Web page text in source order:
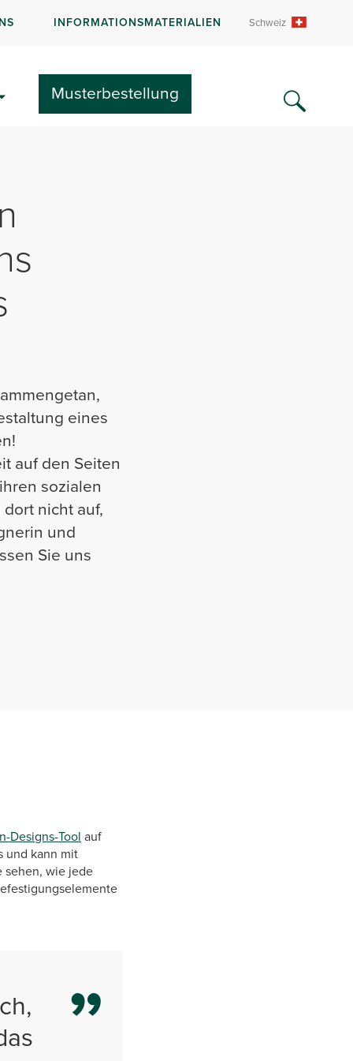
INFORMATIONSMATERIALIEN Schweiz
Musterbestellung
eines
auf den Seiten
sozialen
nicht auf,
und
Sie uns
Designs-Tool auf
und kann mit
sehen, wie jede